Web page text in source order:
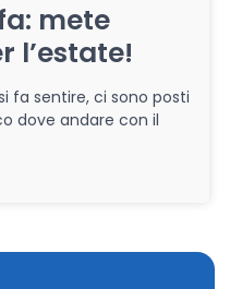
mete
l’estate!
fa sentire, ci sono posti
dove andare con il